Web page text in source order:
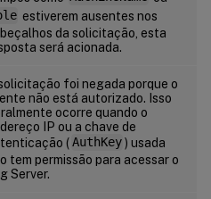
estiverem ausentes nos
da solicitação, esta
será acionada.
foi negada porque o
não está autorizado. Isso
ocorre quando o
IP ou a chave de
(AuthKey) usada
tem permissão para acessar o
Server.